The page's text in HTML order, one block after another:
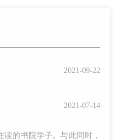
2021-09-22
2021-07-14
的书院学子。与此同时，